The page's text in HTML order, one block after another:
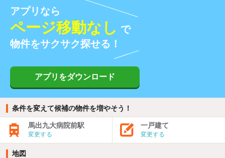
アプリなら
ページ移動なし で
物件をサクサク探せる！
アプリをダウンロード
条件を変えて候補の物件を増やそう！
馬出九大病院前駅
変更する
一戸建て
変更する
地図